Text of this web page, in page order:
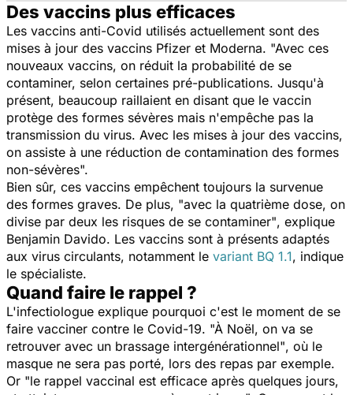
Des vaccins plus efficaces
Les vaccins anti-Covid utilisés actuellement sont des
mises à jour des vaccins Pfizer et Moderna. "Avec ces
nouveaux vaccins, on réduit la probabilité de se
contaminer, selon certaines pré-publications. Jusqu'à
présent, beaucoup raillaient en disant que le vaccin
protège des formes sévères mais n'empêche pas la
transmission du virus. Avec les mises à jour des vaccins,
on assiste à une réduction de contamination des formes
non-sévères".
Bien sûr, ces vaccins empêchent toujours la survenue
des formes graves. De plus, "avec la quatrième dose, on
divise par deux les risques de se contaminer", explique
Benjamin Davido. Les vaccins sont à présents adaptés
aux virus circulants, notamment le variant BQ 1.1, indique
le spécialiste.
Quand faire le rappel ?
L'infectiologue explique pourquoi c'est le moment de se
faire vacciner contre le Covid-19. "À Noël, on va se
retrouver avec un brassage intergénérationnel", où le
masque ne sera pas porté, lors des repas par exemple.
Or "le rappel vaccinal est efficace après quelques jours,